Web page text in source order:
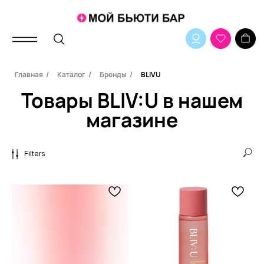
Главная / Каталог / Бренды / BLIVU
Товары BLIV:U в нашем
магазине
Filters